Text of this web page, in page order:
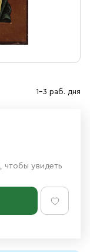
1-3 раб. дня
, чтобы увидеть